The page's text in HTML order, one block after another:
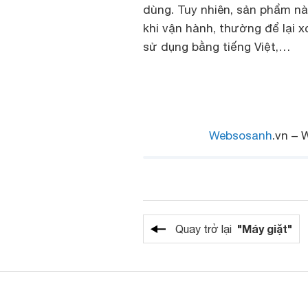
dùng. Tuy nhiên, sản phẩm
khi vận hành, thường để lại
sử dụng bằng tiếng Việt,…
Websosanh.vn –
Quay trở lại "Máy giặt"